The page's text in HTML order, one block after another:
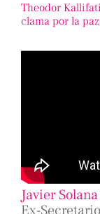
Theodor
clama por la
Javier Solana